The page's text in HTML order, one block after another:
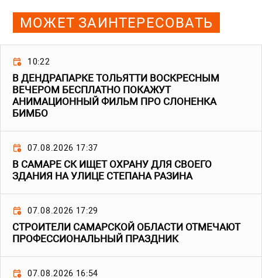
МОЖЕТ ЗАИНТЕРЕСОВАТЬ
10:22
В ДЕНДРАПАРКЕ ТОЛЬЯТТИ ВОСКРЕСНЫМ
ВЕЧЕРОМ БЕСПЛАТНО ПОКАЖУТ
АНИМАЦИОННЫЙ ФИЛЬМ ПРО СЛОНЕНКА
БИМБО
07.08.2026 17:37
В САМАРЕ СК ИЩЕТ ОХРАНУ ДЛЯ СВОЕГО
ЗДАНИЯ НА УЛИЦЕ СТЕПАНА РАЗИНА
07.08.2026 17:29
СТРОИТЕЛИ САМАРСКОЙ ОБЛАСТИ ОТМЕЧАЮТ
ПРОФЕССИОНАЛЬНЫЙ ПРАЗДНИК
07.08.2026 16:54